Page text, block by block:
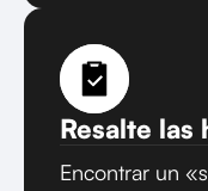
Resalte
Encontrar un